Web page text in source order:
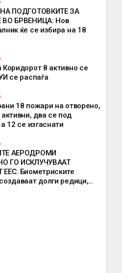
ПОДГОТОВКИТЕ ЗА
ВО БРВЕНИЦА: Нов
ќе се избира на 18
8 активно се
се распаѓа
18 пожари на отворено,
два се под
12 се изгаснати
АЕРОДРОМИ
ГО ИСКЛУЧУВААТ
Биометриските
долги редици,